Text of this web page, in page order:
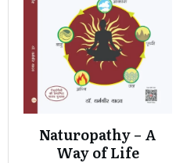
Naturopathy – A
Way of Life